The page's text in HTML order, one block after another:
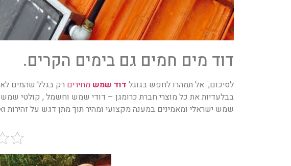
דוד מים חמים גם בימים הקרים.
לסיכום, אל תמהרו לחפש בגוגל דוד שמש מחירים רק בגלל שהמים
בבלעדיות את כל מוצרי חברת כרומגן – דודי שמש וחשמל , קולטי שמש
שמש ישראלי ומאמינים במענה מקצועי ומהיר תוך מתן דגש על זהירות